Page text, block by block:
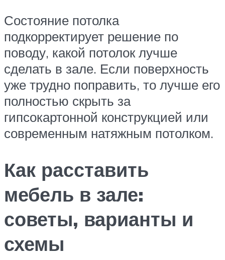
Состояние потолка
подкорректирует решение по
поводу, какой потолок лучше
сделать в зале. Если поверхность
уже трудно поправить, то лучше его
полностью скрыть за
гипсокартонной конструкцией или
современным натяжным потолком.
Как расставить
мебель в зале:
советы, варианты и
схемы